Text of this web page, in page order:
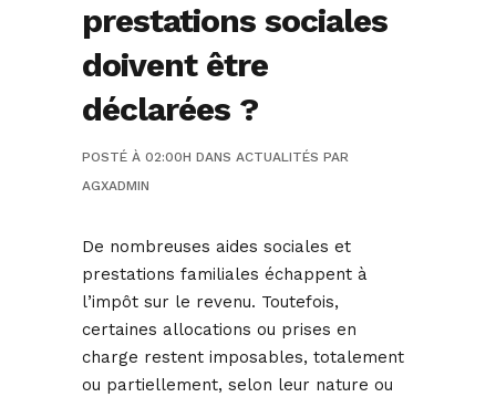
prestations sociales
doivent être
déclarées ?
POSTÉ À 02:00H DANS ACTUALITÉS PAR
AGXADMIN
De nombreuses aides sociales et
prestations familiales échappent à
l’impôt sur le revenu. Toutefois,
certaines allocations ou prises en
charge restent imposables, totalement
ou partiellement, selon leur nature ou